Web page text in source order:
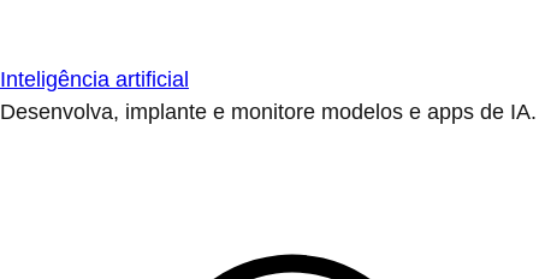
Inteligência artificial
Desenvolva, implante e monitore modelos e apps de IA.